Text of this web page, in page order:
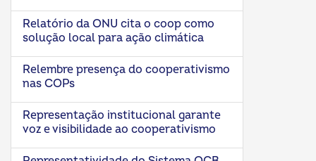
Relatório da ONU cita o coop como
solução local para ação climática
Relembre presença do cooperativismo
nas COPs
Representação institucional garante
voz e visibilidade ao cooperativismo